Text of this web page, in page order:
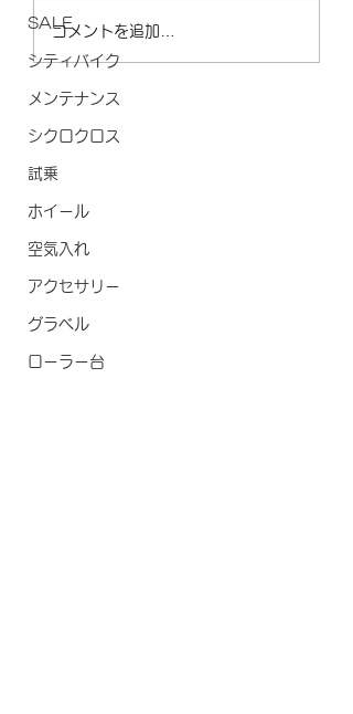
SALE
シティバイク
メンテナンス
シクロクロス
試乗
ホイール
空気入れ
アクセサリー
グラベル
ローラー台
通常営業となります。 よ
ろしくお願いいたします。
コメントを追加…